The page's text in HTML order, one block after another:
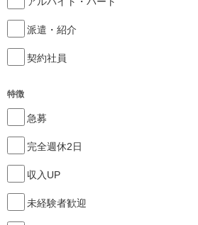
派遣・紹介
契約社員
特徴
急募
完全週休2日
収入UP
未経験者歓迎